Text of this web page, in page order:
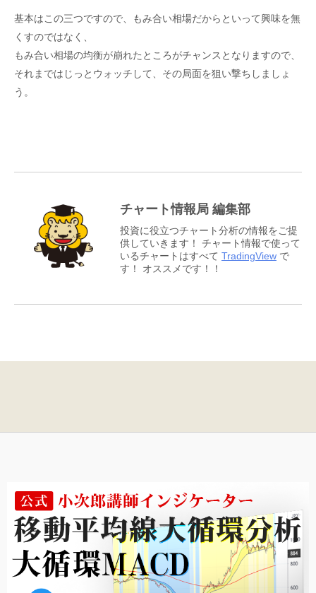
基本はこの三つですので、もみ合い相場だからといって興味を無
くすのではなく、
もみ合い相場の均衡が崩れたところがチャンスとなりますので、
それまではじっとウォッチして、その局面を狙い撃ちしましょ
う。
チャート情報局 編集部
投資に役立つチャート分析の情報をご提
供していきます！ チャート情報で使って
いるチャートはすべて TradingView で
す！ オススメです！！